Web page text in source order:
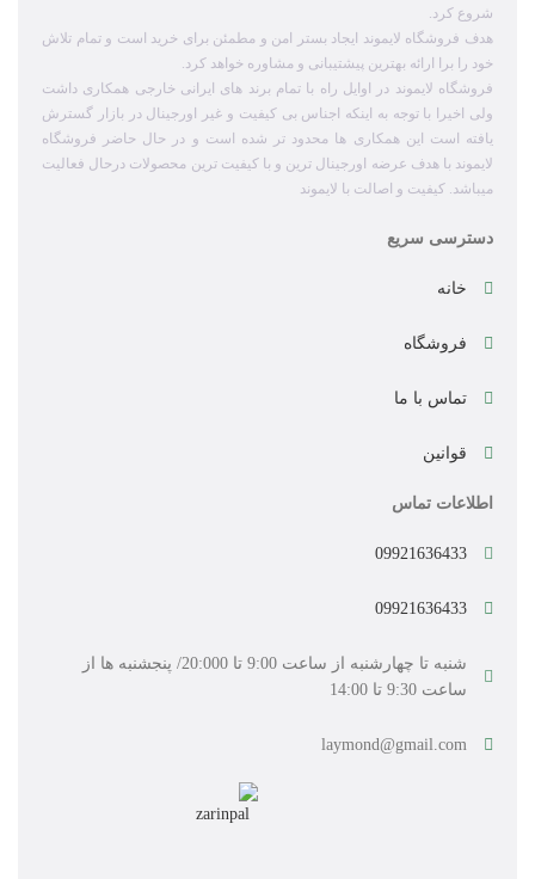
شروع کرد.
هدف فروشگاه لایموند ایجاد بستر امن و مطمئن برای خرید است و تمام تلاش
خود را برا ارائه بهترین پیشتیبانی و مشاوره خواهد کرد.
فروشگاه لایموند در اوایل راه با تمام برند های ایرانی خارجی همکاری داشت
ولی اخیرا با توجه به اینکه اجناس بی کیفیت و غیر اورجینال در بازار گسترش
یافته است این همکاری ها محدود تر شده است و در حال حاضر فروشگاه
لایموند با هدف عرضه اورجینال ترین و با کیفیت ترین محصولات درحال فعالیت
میباشد. کیفیت و اصالت با لایموند
دسترسی سریع
خانه
فروشگاه
تماس با ما
قوانین
اطلاعات تماس
09921636433
09921636433
شنبه تا چهارشنبه از ساعت 9:00 تا 20:000/ پنجشنبه ها از
ساعت 9:30 تا 14:00
laymond@gmail.com